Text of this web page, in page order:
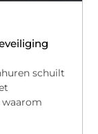
schuilt